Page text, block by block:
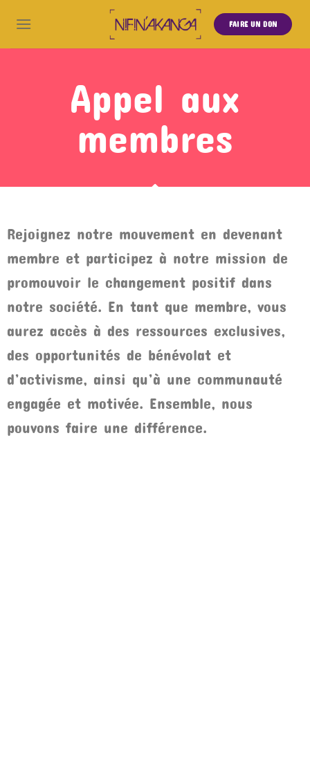
FAIRE UN DON
Appel aux
membres
Rejoignez notre mouvement en devenant
membre et participez à notre mission de
promouvoir le changement positif dans
notre société. En tant que membre, vous
aurez accès à des ressources exclusives,
des opportunités de bénévolat et
d’activisme, ainsi qu’à une communauté
engagée et motivée. Ensemble, nous
pouvons faire une différence.